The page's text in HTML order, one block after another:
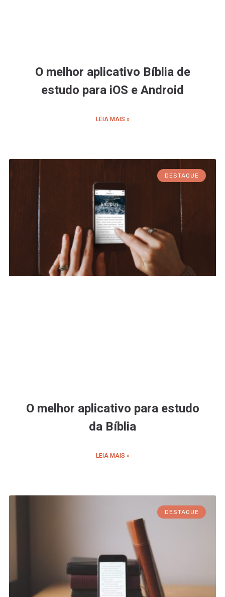
O melhor aplicativo Bíblia de
estudo para iOS e Android
LEIA MAIS »
DESTAQUE
O melhor aplicativo para estudo
da Bíblia
LEIA MAIS »
DESTAQUE